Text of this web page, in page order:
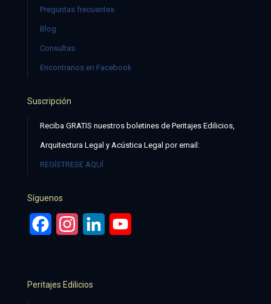
Preguntas frecuentes
Blog
Consultas
Encontranos en Facebook
Suscripción
Reciba GRATIS nuestros boletines de Peritajes Edilicios,
Arquitectura Legal y Acústica Legal por email:
REGÍSTRESE AQUÍ
Síguenos
FacebookInstagramLinkedIn
Peritajes Edilicios